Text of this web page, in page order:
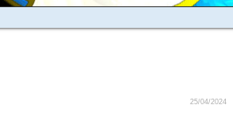
25/04/2024